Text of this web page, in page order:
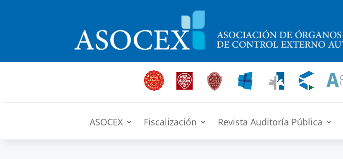
ASOCEX Fiscalización Revista Auditoría Pública